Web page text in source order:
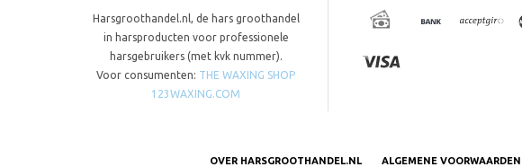
Harsgroothandel.nl, de hars groothandel
in harsproducten voor professionele
harsgebruikers (met kvk nummer).
Voor consumenten: THE WAXING SHOP
123WAXING.COM
OVER HARSGROOTHANDEL.NL ALGEMENE VOORWAARDEN